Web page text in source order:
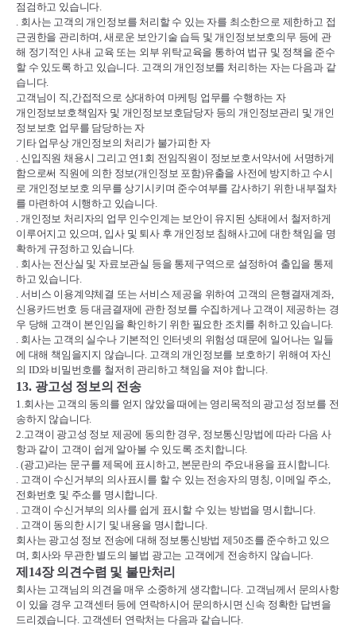
점검하고 있습니다.
. 회사는 고객의 개인정보를 처리할 수 있는 자를 최소한으로 제한하고 접
근권한을 관리하며,새로운 보안기술 습득 및 개인정보보호의무 등에 관
해 정기적인 사내 교육 또는 외부 위탁교육을 통하여 법규 및 정책을 준수
할 수 있도록 하고 있습니다. 고객의 개인정보를 처리하는 자는 다음과 같
습니다.
고객님이 직,간접적으로 상대하여 마케팅 업무를 수행하는 자
개인정보보호책임자 및 개인정보보호담당자 등의 개인정보관리 및 개인
정보보호 업무를 담당하는 자
기타 업무상 개인정보의 처리가 불가피한 자
. 신입직원 채용시 그리고 연 1회 전임직원이 정보보호서약서에 서명하게
함으로써 직원에 의한 정보(개인정보 포함)유출을 사전에 방지하고 수시
로 개인정보보호 의무를 상기시키며 준수여부를 감사하기 위한 내부절차
를 마련하여 시행하고 있습니다.
. 개인정보 처리자의 업무 인수인계는 보안이 유지된 상태에서 철저하게
이루어지고 있으며, 입사 및 퇴사 후 개인정보 침해사고에 대한 책임을 명
확하게 규정하고 있습니다.
. 회사는 전산실 및 자료보관실 등을 통제구역으로 설정하여 출입을 통제
하고 있습니다.
. 서비스 이용계약체결 또는 서비스 제공을 위하여 고객의 은행결재계좌,
신용카드번호 등 대금결재에 관한 정보를 수집하게나 고객이 제공하는 경
우 당해 고객이 본인임을 확인하기 위한 필요한 조치를 취하고 있습니다.
. 회사는 고객의 실수나 기본적인 인터넷의 위험성 때문에 일어나는 일들
에 대해 책임을지지 않습니다. 고객의 개인정보를 보호하기 위해여 자신
의 ID와 비밀번호를 철저히 관리하고 책임을 져야 합니다.
13. 광고성 정보의 전송
1.회사는 고객의 동의를 얻지 않았을 때에는 영리목적의 광고성 정보를 전
송하지 않습니다.
2.고객이 광고성 정보 제공에 동의한 경우, 정보통신망법에 따라 다음 사
항과 같이 고객이 쉽게 알아볼 수 있도록 조치합니다.
. (광고)라는 문구를 제목에 표시하고, 본문란의 주요내용을 표시합니다.
. 고객이 수신거부의 의사표시를 할 수 있는 전송자의 명칭, 이메일 주소,
전화번호 및 주소를 명시합니다.
. 고객이 수신거부의 의사를 쉽게 표시할 수 있는 방법을 명시합니다.
. 고객이 동의한 시기 및 내용을 명시합니다.
회사는 광고성 정보 전송에 대해 정보통신방법 제50조를 준수하고 있으
며, 회사와 무관한 별도의 불법 광고는 고객에게 전송하지 않습니다.
제 14장 의견수렴 및 불만처리
회사는 고객님의 의견을 매우 소중하게 생각합니다. 고객님께서 문의사항
이 있을 경우 고객센터 등에 연락하시어 문의하시면 신속 정확한 답변을
드리겠습니다. 고객센터 연락처는 다음과 같습니다.